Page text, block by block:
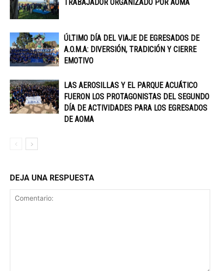
TRABAJADOR ORGANIZADO POR AOMA
ÚLTIMO DÍA DEL VIAJE DE EGRESADOS DE
A.O.M.A: DIVERSIÓN, TRADICIÓN Y CIERRE
EMOTIVO
LAS AEROSILLAS Y EL PARQUE ACUÁTICO
FUERON LOS PROTAGONISTAS DEL SEGUNDO
DÍA DE ACTIVIDADES PARA LOS EGRESADOS
DE AOMA
DEJA UNA RESPUESTA